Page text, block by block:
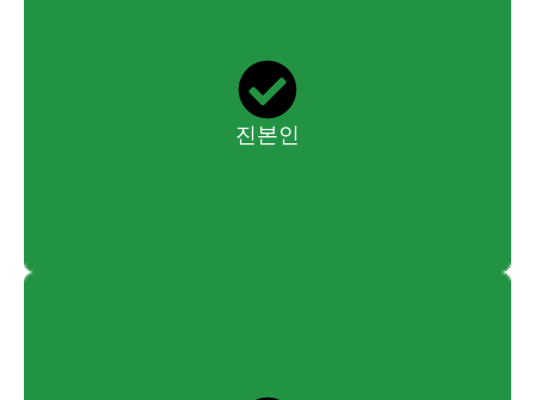
진본인
GTG 그룹은 중국에서 가장 존경받고 평판이 좋은 테스트 및 인
증 회사 중 하나입니다. 대중의 신뢰와 사회적 신뢰가 모든 것을
의미합니다.